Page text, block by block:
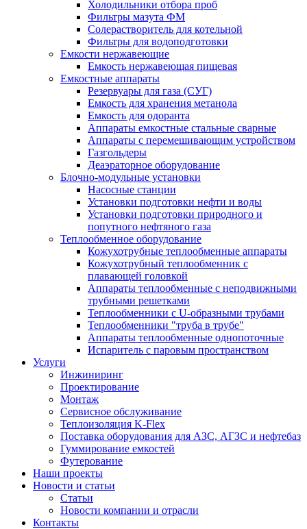
Холодильники отбора проб
Фильтры мазута ФМ
Солерастворитель для котельной
Фильтры для водоподготовки
Емкости нержавеющие
Емкость нержавеющая пищевая
Емкостные аппараты
Резервуары для газа (СУГ)
Емкость для хранения метанола
Емкость для одоранта
Аппараты емкостные стальные сварные
Аппараты с перемешивающим устройством
Газгольдеры
Деаэраторное оборудование
Блочно-модульные установки
Насосные станции
Установки подготовки нефти и воды
Установки подготовки природного и
попутного нефтяного газа
Теплообменное оборудование
Кожухотрубные теплообменные аппараты
Кожухотрубный теплообменник с
плавающей головкой
Аппараты теплообменные с неподвижными
трубными решетками
Теплообменники с U-образными трубами
Теплообменники "труба в трубе"
Аппараты теплообменные однопоточные
Испаритель с паровым пространством
Услуги
Инжиниринг
Проектирование
Монтаж
Сервисное обслуживание
Теплоизоляция K-Flex
Поставка оборудования для АЗС, АГЗС и нефтебаз
Гуммирование емкостей
Футерование
Наши проекты
Новости и статьи
Статьи
Новости компании и отрасли
Контакты